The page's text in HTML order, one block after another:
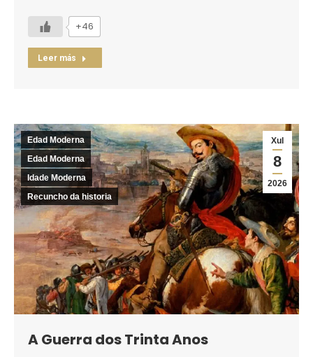
+46
Leer más
Xul
8
2026
Edad Moderna
Edad Moderna
Idade Moderna
Recuncho da historia
A Guerra dos Trinta Anos